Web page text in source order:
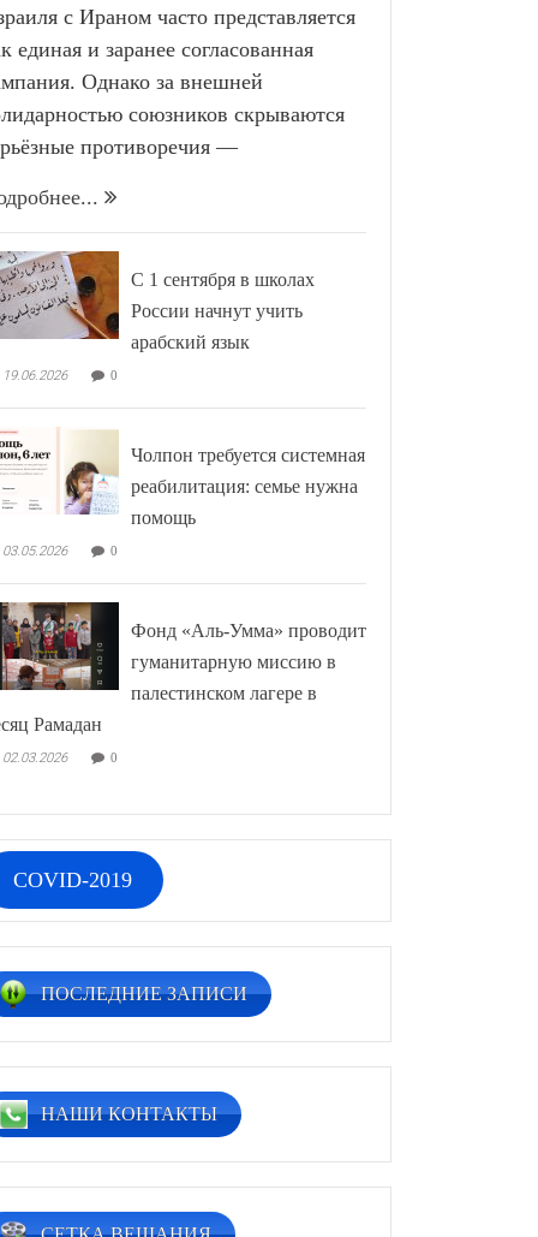
с Ираном часто представляется
единая и заранее согласованная
Однако за внешней
союзников скрываются
противоречия —
С 1 сентября в школах
России начнут учить
арабский язык
19.06.2026 0
Чолпон требуется системная
реабилитация: семье нужна
помощь
03.05.2026 0
Фонд «Аль-Умма» проводит
гуманитарную миссию в
палестинском лагере в
Рамадан
02.03.2026 0
COVID-2019
ПОСЛЕДНИЕ ЗАПИСИ
НАШИ КОНТАКТЫ